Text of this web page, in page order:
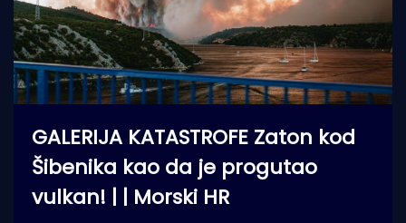
GALERIJA KATASTROFE Zaton kod
Šibenika kao da je progutao
vulkan! | | Morski HR